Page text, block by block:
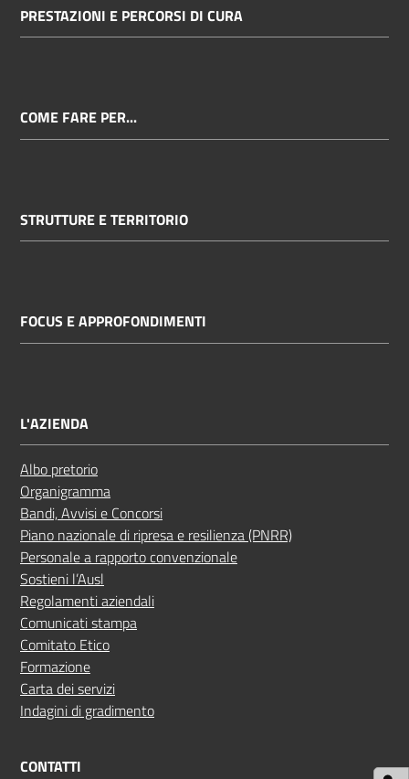
per...
e
territorio
a
Costruiamo
Salute
Novità
Scuole
Imprese
ed Enti
Seguici
su
PRESTAZIONI E PERCORSI DI CURA
COME FARE PER...
STRUTTURE E TERRITORIO
FOCUS E APPROFONDIMENTI
L'AZIENDA
Albo pretorio
Organigramma
Bandi, Avvisi e Concorsi
Piano nazionale di ripresa e resilienza (PNRR)
Personale a rapporto convenzionale
Sostieni l’Ausl
Regolamenti aziendali
Comunicati stampa
Comitato Etico
Formazione
Carta dei servizi
Indagini di gradimento
CONTATTI